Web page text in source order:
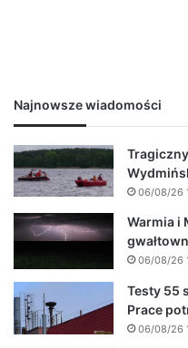
Najnowsze wiadomości
06/08/26
Warmia i
06/08/26
Testy 55
Prace
06/08/26